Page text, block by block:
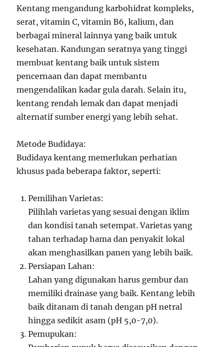
Kentang mengandung karbohidrat kompleks,
serat, vitamin C, vitamin B6, kalium, dan
berbagai mineral lainnya yang baik untuk
kesehatan. Kandungan seratnya yang tinggi
membuat kentang baik untuk sistem
pencernaan dan dapat membantu
mengendalikan kadar gula darah. Selain itu,
kentang rendah lemak dan dapat menjadi
alternatif sumber energi yang lebih sehat.
Metode Budidaya:
Budidaya kentang memerlukan perhatian
khusus pada beberapa faktor, seperti:
Pemilihan Varietas:
Pilihlah varietas yang sesuai dengan iklim
dan kondisi tanah setempat. Varietas yang
tahan terhadap hama dan penyakit lokal
akan menghasilkan panen yang lebih baik.
Persiapan Lahan:
Lahan yang digunakan harus gembur dan
memiliki drainase yang baik. Kentang lebih
baik ditanam di tanah dengan pH netral
hingga sedikit asam (pH 5,0-7,0).
Pemupukan: